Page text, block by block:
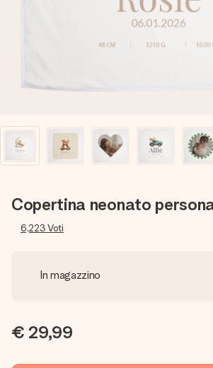
una tua foto o un messaggio che tocchi
complicazione, solo tanto amore per il
Copertina neonato
6,223Voti
In magazzino
€ 29,99